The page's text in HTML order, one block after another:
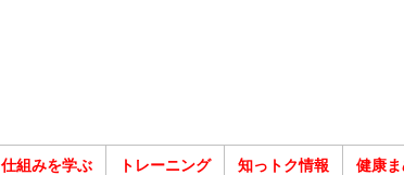
仕組みを学ぶ トレーニング 知っトク情報 健康